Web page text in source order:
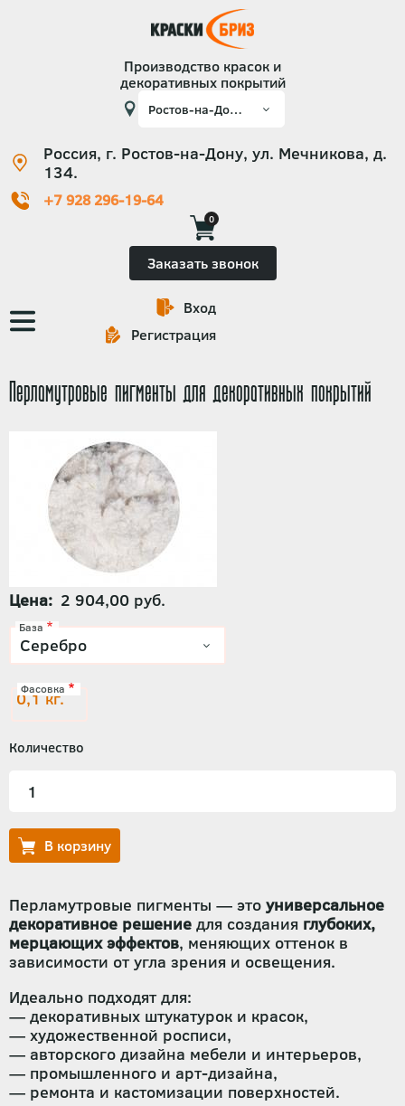
Производство красок и
декоративных покрытий
Россия, г. Ростов-на-Дону, ул. Мечникова, д.
134.
+7 928 296-19-64
0
Заказать звонок
Основная
навигация
Вход
Регистрация
Перламутровые пигменты для декоративных покрытий
Цена 2 904,00 руб.
База
Фасовка
0,1 кг.
Количество
Перламутровые пигменты — это универсальное
декоративное решение для создания глубоких,
мерцающих эффектов, меняющих оттенок в
зависимости от угла зрения и освещения.
Идеально подходят для:
— декоративных штукатурок и красок,
— художественной росписи,
— авторского дизайна мебели и интерьеров,
— промышленного и арт-дизайна,
— ремонта и кастомизации поверхностей.